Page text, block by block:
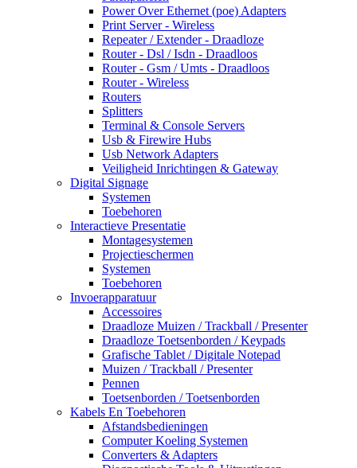
Power Over Ethernet (poe) Adapters
Print Server - Wireless
Repeater / Extender - Draadloze
Router - Dsl / Isdn - Draadloos
Router - Gsm / Umts - Draadloos
Router - Wireless
Routers
Splitters
Terminal & Console Servers
Usb & Firewire Hubs
Usb Network Adapters
Veiligheid Inrichtingen & Gateway
Digital Signage
Systemen
Toebehoren
Interactieve Presentatie
Montagesystemen
Projectieschermen
Systemen
Toebehoren
Invoerapparatuur
Accessoires
Draadloze Muizen / Trackball / Presenter
Draadloze Toetsenborden / Keypads
Grafische Tablet / Digitale Notepad
Muizen / Trackball / Presenter
Pennen
Toetsenborden / Toetsenborden
Kabels En Toebehoren
Afstandsbedieningen
Computer Koeling Systemen
Converters & Adapters